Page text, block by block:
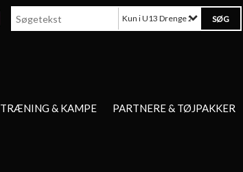
Kun i U13 Drenge 2014
TRÆNING & KAMPE
PARTNERE & TØJPAKKER